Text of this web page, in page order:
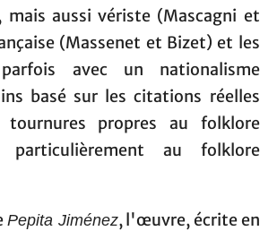
mais aussi vériste (Mascagni et
(Massenet et Bizet) et les
avec un nationalisme
basé sur les citations réelles
propres au folklore
au folklore
Pepita Jiménez, l'œuvre, écrite en